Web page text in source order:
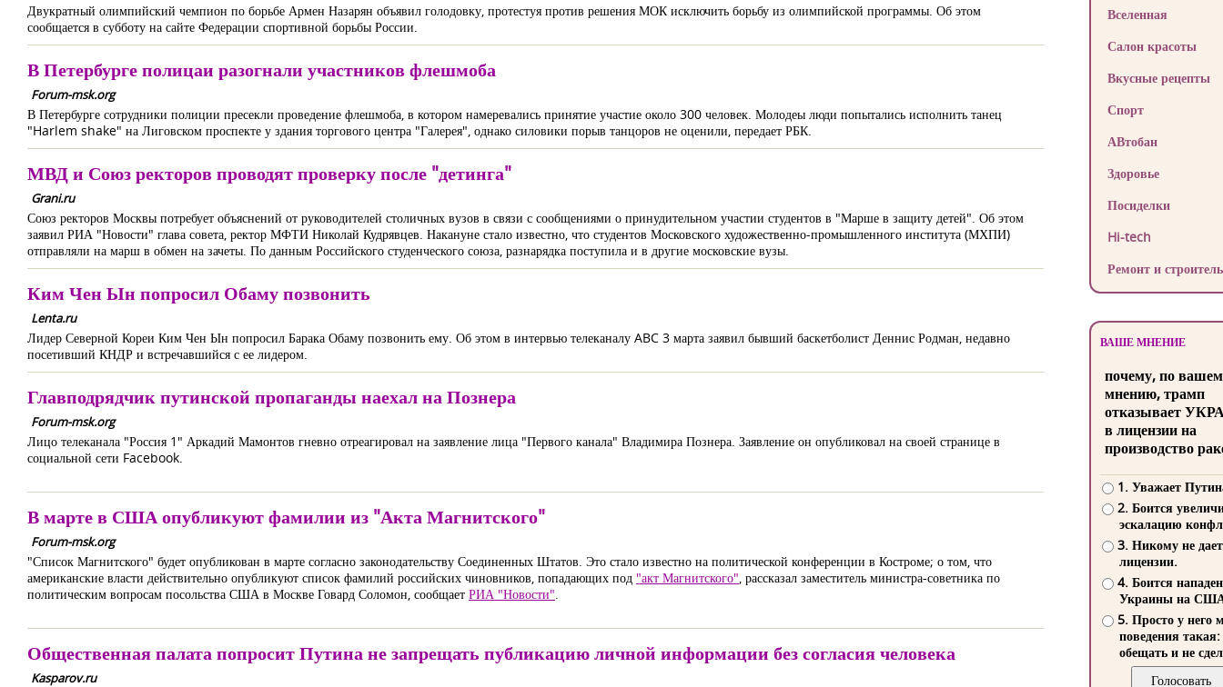
Двукратный олимпийский чемпион по борьбе Армен Назарян объявил голодовку, протестуя против решения МОК исключить борьбу из олимпийской программы. Об этом
сообщается в субботу на сайте Федерации спортивной борьбы России.
В Петербурге полицаи разогнали участников флешмоба
Forum-msk.org
В Петербурге сотрудники полиции пресекли проведение флешмоба, в котором намеревались принятие участие около 300 человек. Молодеы люди попытались исполнить танец
"Harlem shake" на Лиговском проспекте у здания торгового центра "Галерея", однако силовики порыв танцоров не оценили, передает РБК.
МВД и Союз ректоров проводят проверку после "детинга"
Grani.ru
Союз ректоров Москвы потребует объяснений от руководителей столичных вузов в связи с сообщениями о принудительном участии студентов в "Марше в защиту детей". Об этом
заявил РИА "Новости" глава совета, ректор МФТИ Николай Кудрявцев. Накануне стало известно, что студентов Московского художественно-промышленного института (МХПИ)
отправляли на марш в обмен на зачеты. По данным Российского студенческого союза, разнарядка поступила и в другие московские вузы.
Ким Чен Ын попросил Обаму позвонить
Lenta.ru
Лидер Северной Кореи Ким Чен Ын попросил Барака Обаму позвонить ему. Об этом в интервью телеканалу ABC 3 марта заявил бывший баскетболист Деннис Родман, недавно
посетивший КНДР и встречавшийся с ее лидером.
Главподрядчик путинской пропаганды наехал на Познера
Forum-msk.org
Лицо телеканала "Россия 1" Аркадий Мамонтов гневно отреагировал на заявление лица "Первого канала" Владимира Познера. Заявление он опубликовал на своей странице в
социальной сети Facebook.
В марте в США опубликуют фамилии из "Акта Магнитского"
Forum-msk.org
"Список Магнитского" будет опубликован в марте согласно законодательству Соединенных Штатов. Это стало известно на политической конференции в Костроме; о том, что
американские власти действительно опубликуют список фамилий российских чиновников, попадающих под "акт Магнитского", рассказал заместитель министра-советника по
политическим вопросам посольства США в Москве Говард Соломон, сообщает РИА "Новости".
Общественная палата попросит Путина не запрещать публикацию личной информации без согласия человека
Kasparov.ru
Вселенная
Салон красоты
Вкусные рецепты
Спорт
АВтобан
Здоровье
Посиделки
Hi-tech
Ремонт и
ВАШЕ МНЕНИЕ
почему, по
мнению, трамп
отказывает
в лицензии на
производство
1. Уважает
2. Боится
эскалацию
3. Никому не
лицензии.
4. Боится
Украины на
5. Просто у него
поведения такая:
обещать и не